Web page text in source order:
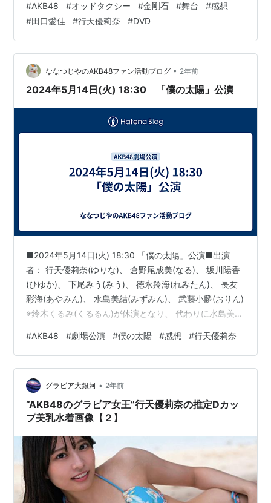
が出演したとのこと。ぜひこれも見てみたいと思い、ネ
ットで調べた結果、この2023年11月の舞台の映像につい
てはサブスク配信はされていないようだったが、DVDが
発売されていたので、購入して視聴してみた。 まずは、
行天優莉奈(ゆりな)・田口愛佳(まなか)が出演した…
#AKB48 #オッドタクシー #金剛石 #舞台 #感想
#田口愛佳 #行天優莉奈 #DVD
ななつじやのAKB48ファン活動ブログ • 2年前
2024年5月14日(火) 18:30 「僕の太陽」公演
■2024年5月14日(火) 18:30 「僕の太陽」公演■出演
者： 行天優莉奈(ゆりな)、 倉野尾成美(なる)、 坂川陽香
(ひゆか)、 下尾みう(みう)、 徳永羚海(れみたん)、 長友
彩海(あやみん)、 水島美結(みずみん)、 武藤小麟(おりん)
※鈴木くるみ(くるるん)が休演となり、 代わりに水島美結
－－－－－－－出演予定メンバーを見て、(1) 行天優莉奈
(ゆりな)を生で見てみたい。 (「僕の太陽」公演初出
演！）(2) 公演の最後まで元気な坂川陽香(ひゆか)を見た
い。 (前回、途中から休演)(3) 先日の公演で体調不調とな
った坂川陽香(…
#AKB48 #劇場公演 #僕の太陽 #感想 #行天優莉奈
グラビア大銀河 • 2年前
“AKB48のグラビア女王”行天優莉奈の推定Dカッ
プ美乳水着画像【２】